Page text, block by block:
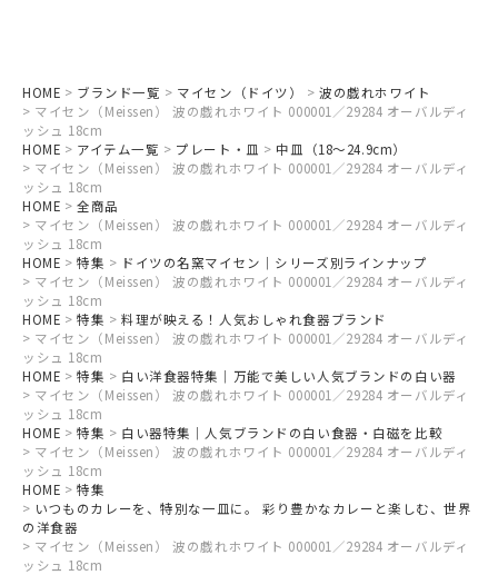
HOME ブランド一覧 マイセン（ドイツ）
波の戯れホワイト
マイセン（Meissen） 波の戯れホワイト 000001／29284 オーバルディ
ッシュ 18cm
HOME
アイテム一覧 プレート・皿
中皿（18～24.9cm）
マイセン（Meissen） 波の戯れホワイト 000001／29284 オーバルディ
ッシュ 18cm
HOME
全商品
マイセン（Meissen） 波の戯れホワイト 000001／29284 オーバルディ
ッシュ 18cm
HOME
特集
ドイツの名窯マイセン｜シリーズ別ラインナップ
マイセン（Meissen） 波の戯れホワイト 000001／29284 オーバルディ
ッシュ 18cm
HOME
特集
料理が映える！人気おしゃれ食器ブランド
マイセン（Meissen） 波の戯れホワイト 000001／29284 オーバルディ
ッシュ 18cm
HOME
特集
白い洋食器特集｜万能で美しい人気ブランドの白い器
マイセン（Meissen） 波の戯れホワイト 000001／29284 オーバルディ
ッシュ 18cm
HOME
特集
白い器特集｜人気ブランドの白い食器・白磁を比較
マイセン（Meissen） 波の戯れホワイト 000001／29284 オーバルディ
ッシュ 18cm
HOME
特集
いつものカレーを、特別な一皿に。 彩り豊かなカレーと楽しむ、世界
の洋食器
マイセン（Meissen） 波の戯れホワイト 000001／29284 オーバルディ
ッシュ 18cm